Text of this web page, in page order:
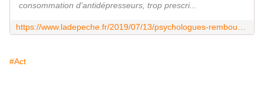
consommation d'antidépresseurs, trop prescri...
#Act